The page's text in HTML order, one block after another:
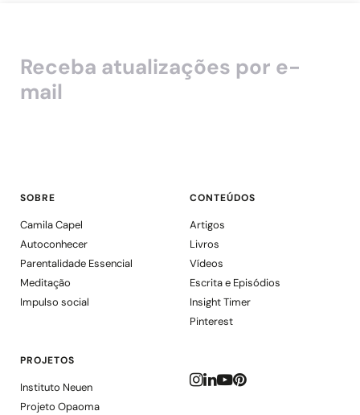
Receba atualizações por e-
mail
SOBRE
Camila Capel
Autoconhecer
Parentalidade Essencial
Meditação
Impulso social
CONTEÚDOS
Artigos
Livros
Vídeos
Escrita e Episódios
Insight Timer
Pinterest
PROJETOS
Instituto Neuen
Projeto Opaoma